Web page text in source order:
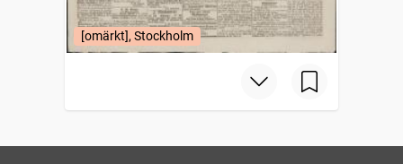
[omärkt], Stockholm